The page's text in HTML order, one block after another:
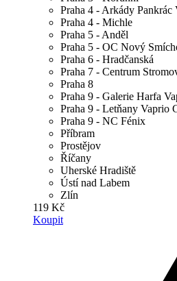
Praha 4 - Arkády Pankrác
Praha 4 - Michle
Praha 5 - Anděl
Praha 5 - OC Nový
Praha 6 - Hradčanská
Praha 7 - Centrum
Praha 8
Praha 9 - Galerie Harfa
Praha 9 - Letňany Vaprio
Praha 9 - NC Fénix
Příbram
Prostějov
Říčany
Uherské Hradiště
Ústí nad Labem
Zlín
119 Kč
Koupit